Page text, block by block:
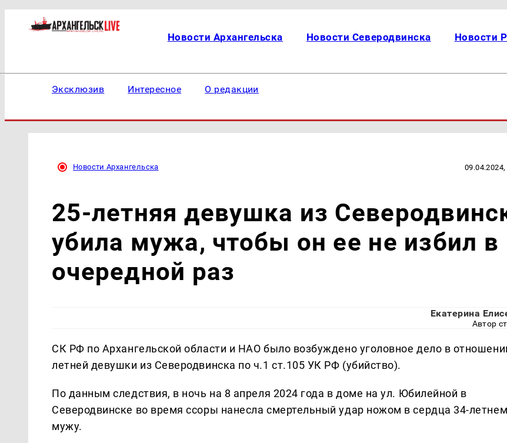
Новости Архангельска Новости Северодвинска Новости
Эксклюзив Интересное О редакции
Новости Архангельска 09.04.2024,
25-летняя девушка из
убила мужа, чтобы он ее не избил в
очередной раз
Екатерина
Автор
СК РФ по Архангельской области и НАО было возбуждено уголовное дело в
летней девушки из Северодвинска по ч.1 ст.105 УК РФ (убийство).
По данным следствия, в ночь на 8 апреля 2024 года в доме на ул. Юбилейной в
Северодвинске во время ссоры нанесла смертельный удар ножом в сердца 34-
мужу.